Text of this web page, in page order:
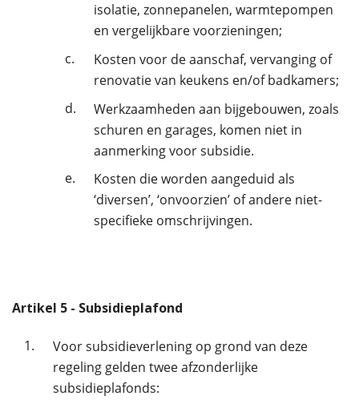
isolatie, zonnepanelen, warmtepompen
en vergelijkbare voorzieningen;
c.
Kosten voor de aanschaf, vervanging of
renovatie van keukens en/of badkamers;
d.
Werkzaamheden aan bijgebouwen, zoals
schuren en garages, komen niet in
aanmerking voor subsidie.
e.
Kosten die worden aangeduid als
‘diversen’, ‘onvoorzien’ of andere niet-
specifieke omschrijvingen.
Artikel 5 - Subsidieplafond
1.
Voor subsidieverlening op grond van deze
regeling gelden twee afzonderlijke
subsidieplafonds: